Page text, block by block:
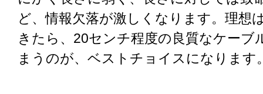
ど、情報欠落が激しくなります。理想
きたら、20センチ程度の良質なケーブ
まうのが、ベストチョイスになります